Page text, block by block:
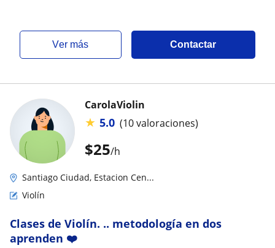
ver más Contactar
$25/h
CarolaViolin
★ 5.0 (10 valoraciones)
Santiago Ciudad, Estacion Cen...
Violín
Clases de Violín. .. metodología en dos
aprenden ❤️